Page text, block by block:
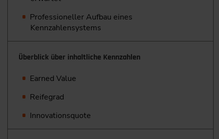
Professioneller Aufbau eines
Kennzahlensystems
Überblick über inhaltliche Kennzahlen
Earned Value
Reifegrad
Innovationsquote